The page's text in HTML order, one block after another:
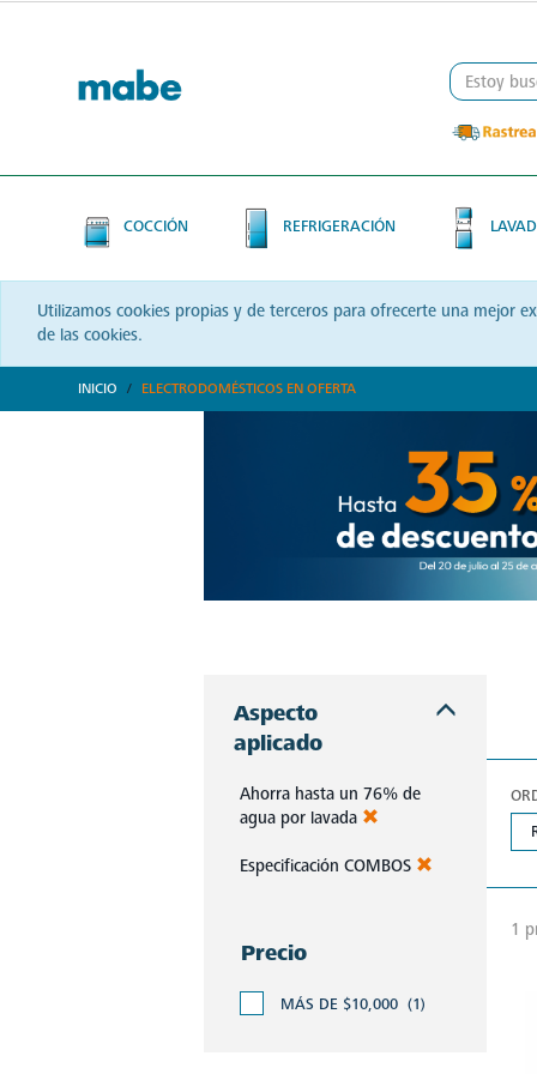
COCCIÓN REFRIGERACIÓN
Utilizamos cookies propias y de terceros para ofrecerte una mejor
de las cookies.
INICIO ELECTRODOMÉSTICOS EN OFERTA
Aspecto
aplicado
Ahorra hasta un 76% de
agua por lavada
Especificación COMBOS
Precio
MÁS DE $10,000 (1)
1